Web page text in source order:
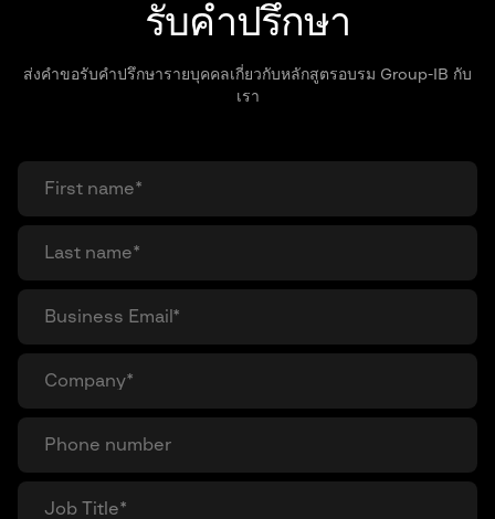
รับคำปรึกษา
ส่งคำขอรับคำปรึกษารายบุคคลเกี่ยวกับหลักสูตรอบรม Group-IB กับ
เรา